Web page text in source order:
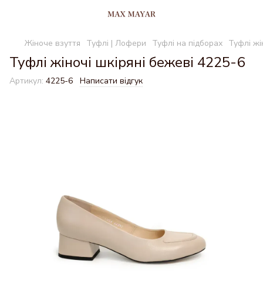
Жіноче взуття Туфлі | Лофери Туфлі на підборах Туфлі
Туфлі жіночі шкіряні бежеві 4225-6
Артикул: 4225-6 Написати відгук